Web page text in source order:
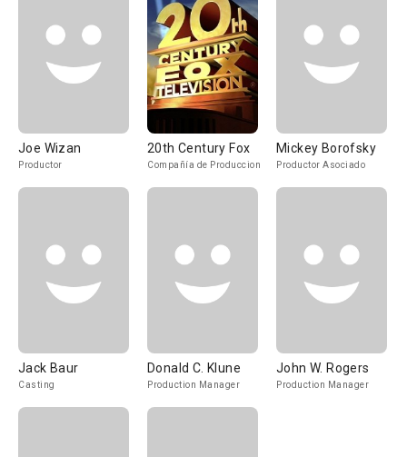
Joe Wizan
Productor
20th Century Fox
Compañía de Produccion
Mickey Borofsky
Productor Asociado
Jack Baur
Casting
Donald C. Klune
Production Manager
John W. Rogers
Production Manager